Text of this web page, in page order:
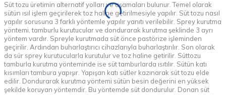
Süt tozu üretimin alternatif yolları ve aşamaları bulunur. Temel olarak
sütün ısıl işlem geçirilerek toz haline getirilmesiyle yapılır. Süt tozu nasıl
yapılır sorusuna 3 farklı yöntemle yapılır yanıtı verilebilir. Sprey kurutma
yöntemi, tamburlu kurutucular ve dondurarak kurutma şeklinde 3 ayrı
yöntem vardır. Spreyle kurutmada süt önce pastörize işleminden
geçirilir. Ardından buharlaştırıcı cihazlarıyla buharlaştırılır. Son olarak
da sür sprey kurutucularla kurutulur ve toz haline getirilir. Süttozu
tamburla kurutma yönteminde ise süt tamburlarda ısıtılır. Sütün katı
kısımları tambura yapışır. Yapışan katı sütler kazınarak süt tozu elde
edilir. Dondurarak kurutma yöntemi sütün besin değerini en yüksek
şekilde koruyan yöntemdir. Bu yöntemde süt dondurulur. Donan süt